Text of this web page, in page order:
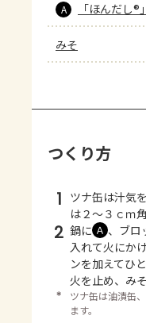
A 「ほんだし®」
みそ
つくり方
1 ツナ缶は汁気
は２～３ｃｍ
2 鍋に Ａ 、ブロ
入れて火にか
ンを加えてひ
火を止め、み
＊
ツナ缶は油漬缶
ます。